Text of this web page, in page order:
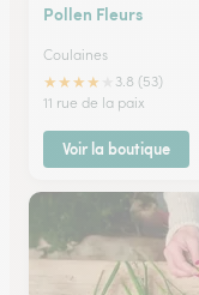
Pollen Fleurs
Coulaines
★★★★
3.8 (53)
11 rue de la paix
Voir la boutique